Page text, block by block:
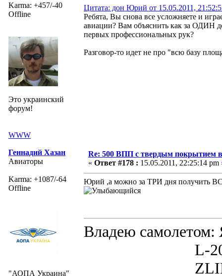
Karma: +457/-40
Offline
Это украинский
форум!
WWW
Цитата: дон Юрий от 15.05.2011,
Ребята, Вы снова все усложняете и
авиации? Вам объяснить как за ОДИН
первых профессиональных рук?
Разговор-то идет не про "всю базу
Геннадий Хазан
Авиаторы
Karma: +1087/-64
Offline
"АОПА Украина"
Re: 500 ВПП с твердым покрытием
« Ответ #178 : 15.05.2011, 22:25:14 pm
Юрий ,а можно за ТРИ дня получить
Владею
L-200D
ZLIN 526